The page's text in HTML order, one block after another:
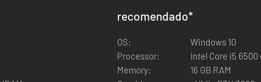
recomendado*
OS:
Windows 10
Processor:
Intel Core i5 6500
Memory:
16 GB RAM